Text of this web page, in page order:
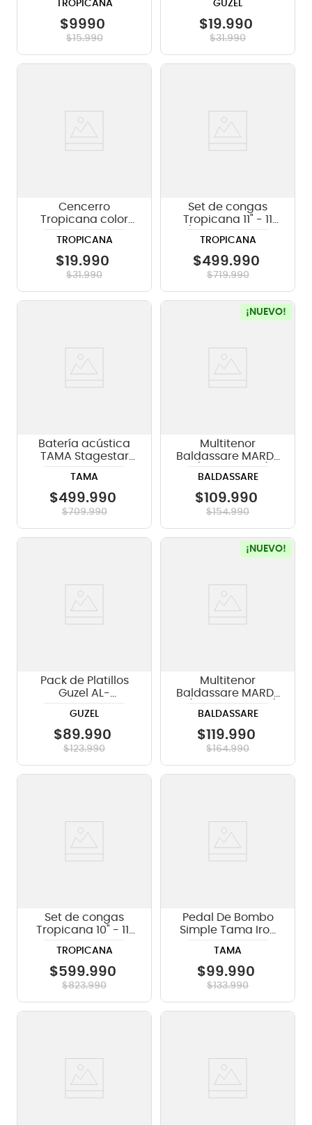
TROPICANA
$9990
$15.990
GUZEL
$19.990
$31.990
Cencerro
Tropicana color
CBH516
TROPICANA
$19.990
$31.990
Set de congas
Tropicana 11" - 11
stand CRC852LBK-
BKH
TROPICANA
$499.990
$719.990
Batería acústica
TAMA Stagestar
Candy Red Sparkle
TAMA
$499.990
$709.990
¡NUEVO!
Multitenor
Baldassare MARD-
BALDASSARE
$109.990
$154.990
Pack de Platillos
Guzel AL-
GUZEL
$89.990
$123.990
¡NUEVO!
Multitenor
Baldassare MARD-
BALDASSARE
$119.990
$164.990
Set de congas
Tropicana 10" - 11"
stand CRH850HM
TROPICANA
$599.990
$823.990
Pedal De Bombo
Simple Tama Iron
TAMA
$99.990
$133.990